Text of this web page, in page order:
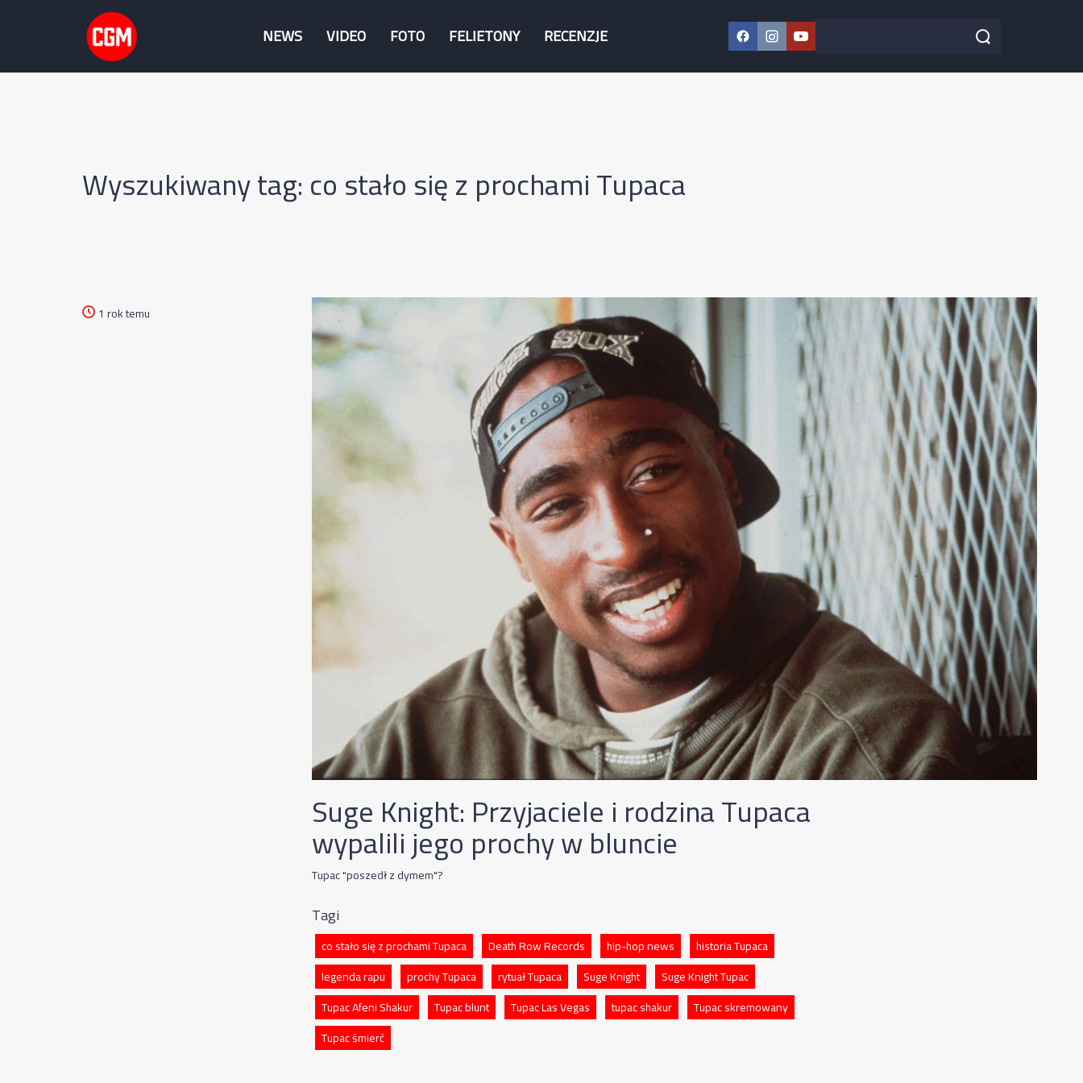
NEWS VIDEO FOTO FELIETONY RECENZJE Facebook
Instagram
YouTube
Szukaj w serwisie Szukaj
Wyszukiwany tag: co stało się z prochami Tupaca
1 rok temu
Suge Knight: Przyjaciele i rodzina Tupaca
wypalili jego prochy w bluncie
Tupac "poszedł z dymem"?
Tagi
co stało się z prochami Tupaca Death Row Records hip-hop news
historia Tupaca
legenda rapu
prochy Tupaca rytuał Tupaca Suge Knight
Suge Knight Tupac
Tupac Afeni Shakur
Tupac blunt Tupac Las Vegas tupac shakur
Tupac skremowany
Tupac śmierć